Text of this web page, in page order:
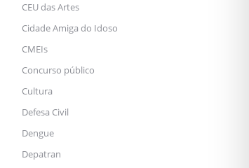
CEU das Artes
Cidade Amiga do Idoso
CMEIs
Concurso público
Cultura
Defesa Civil
Dengue
Depatran